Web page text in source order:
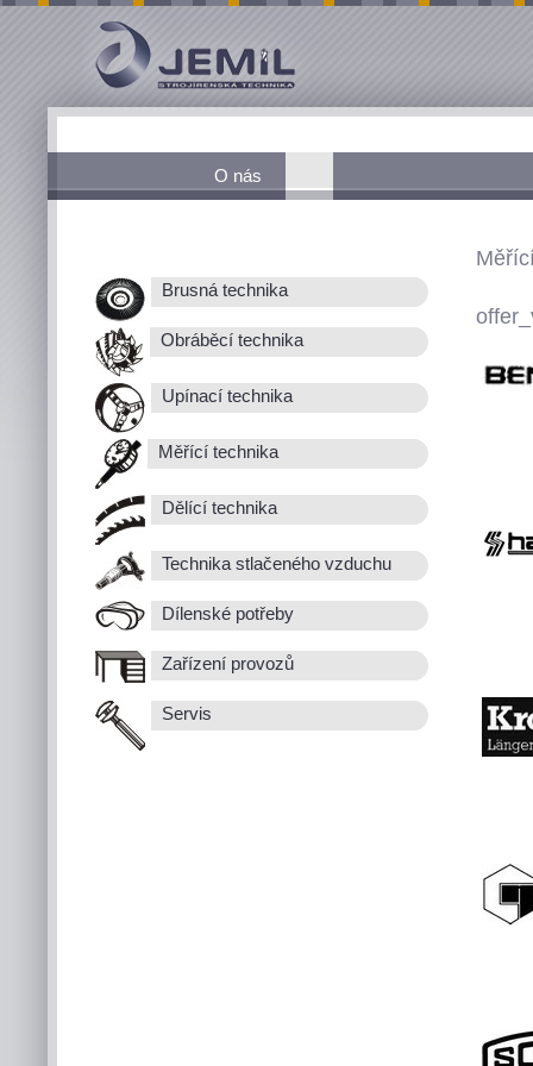
O nás
Brusná technika
Obráběcí technika
Upínací technika
Měřící technika
Dělící technika
Technika stlačeného vzduchu
Dílenské potřeby
Zařízení provozů
Servis